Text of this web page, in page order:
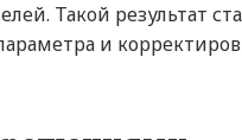
Такой результат
и